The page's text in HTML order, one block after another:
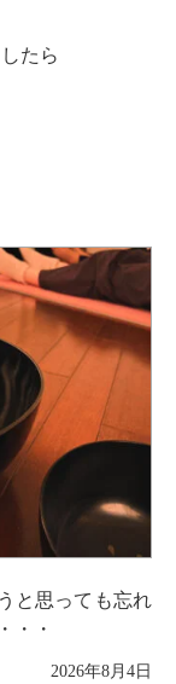
たら
と思っても忘れ
・・
2026年8月4日